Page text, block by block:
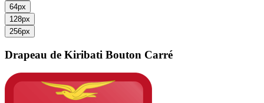
64px
128px
256px
Drapeau de Kiribati Bouton Carré